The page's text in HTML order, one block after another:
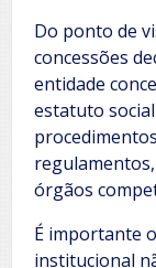
Do ponto de
concessões
entidade
estatuto
órgãos
É importante
institucional